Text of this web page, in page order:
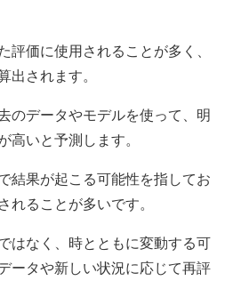
評価に使用されることが多く、
出されます。
のデータやモデルを使って、明
高いと予測します。
結果が起こる可能性を指してお
れることが多いです。
はなく、時とともに変動する可
ータや新しい状況に応じて再評